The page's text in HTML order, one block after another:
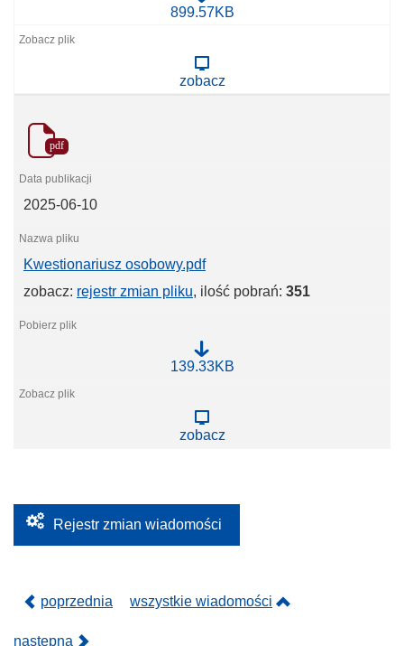
b
M
6
0
5
.
p
f
899.57KB
zobacz
pdf
2025-06-10
Kwestionariusz osobowy.pdf
zobacz: rejestr zmian pliku, ilość pobrań: 351
e
u
o
b
w
139.33KB
zobacz
Rejestr zmian wiadomości
poprzednia wszystkie wiadomości
następna